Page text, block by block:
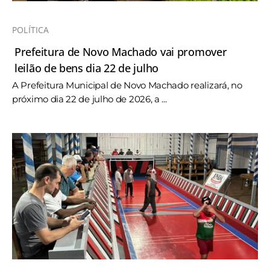
POLÍTICA
Prefeitura de Novo Machado vai promover
leilão de bens dia 22 de julho
A Prefeitura Municipal de Novo Machado realizará, no
próximo dia 22 de julho de 2026, a ...